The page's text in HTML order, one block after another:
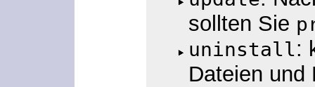
sollten Sie
uninstall:
Dateien und